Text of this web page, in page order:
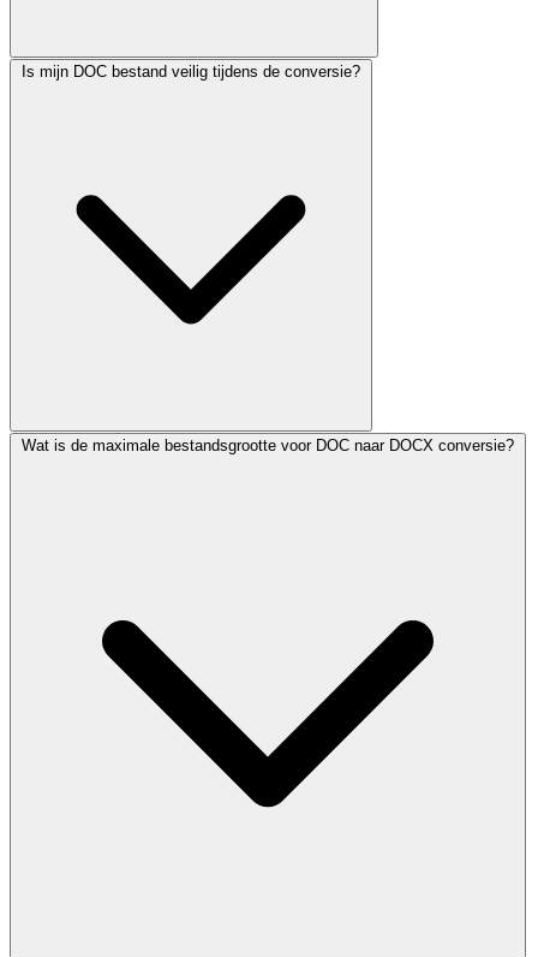
Is mijn DOC bestand veilig tijdens de conversie?
Wat is de maximale bestandsgrootte voor DOC naar DOCX conversie?